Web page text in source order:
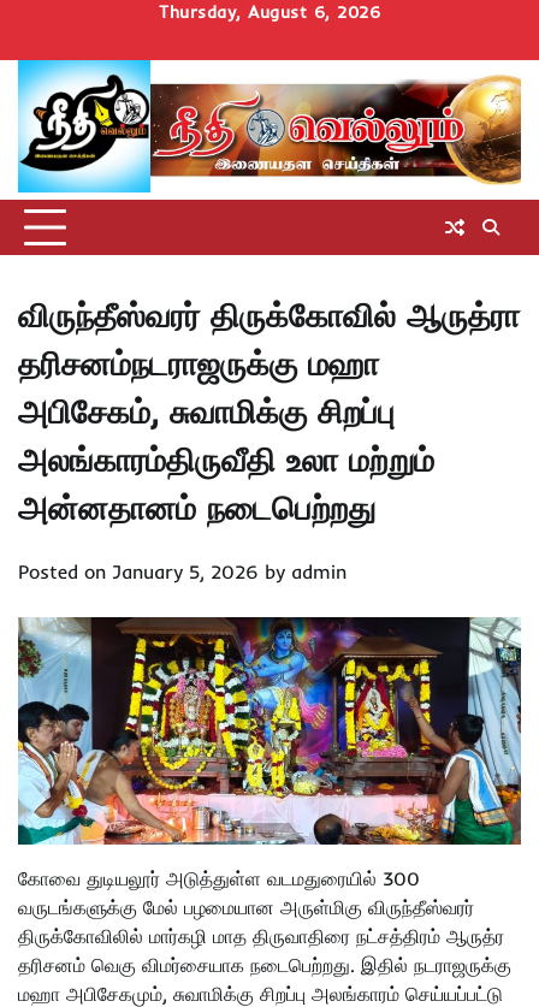
content
Thursday, August 6, 2026
Homeசெய்திகள்
தமிழ்நாடுமாவட்டச்செய்திகள்
அரசியல்ஆன்மிகம்
சட்டம்
அறிவோம்
சினிமாUncategorized
விருந்தீஸ்வரர் திருக்கோவில் ஆருத்ரா
தரிசனம்நடராஜருக்கு மஹா
அபிசேகம், சுவாமிக்கு சிறப்பு
அலங்காரம்திருவீதி உலா மற்றும்
அன்னதானம் நடைபெற்றது
Posted on January 5, 2026 by admin
கோவை துடியலூர் அடுத்துள்ள வடமதுரையில் 300
வருடங்களுக்கு மேல் பழமையான அருள்மிகு விருந்தீஸ்வரர்
திருக்கோவிலில் மார்கழி மாத திருவாதிரை நட்சத்திரம் ஆருத்ர
தரிசனம் வெகு விமர்சையாக நடைபெற்றது. இதில் நடராஜருக்கு
மஹா அபிசேகமும், சுவாமிக்கு சிறப்பு அலங்காரம் செய்யப்பட்டு